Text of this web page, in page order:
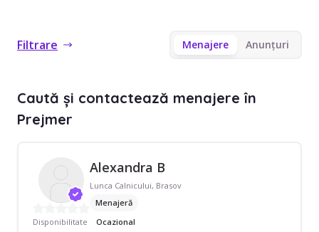
Filtrare Menajere Anunțuri
Caută și contactează menajere în
Prejmer
Alexandra B
Lunca Calnicului, Brasov
Menajeră
Disponibilitate
Ocazional